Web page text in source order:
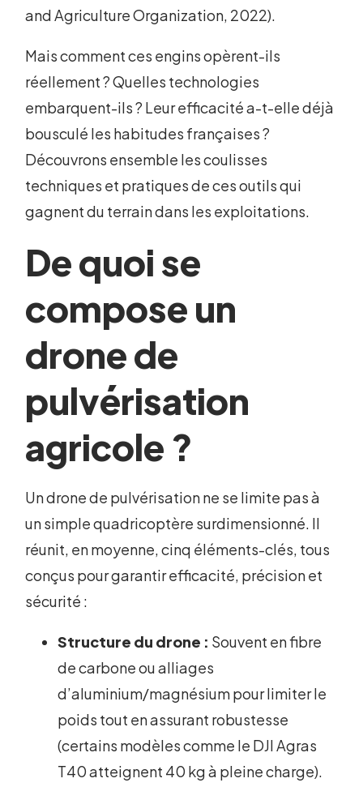
and Agriculture Organization, 2022).
Mais comment ces engins opèrent-ils
réellement ? Quelles technologies
embarquent-ils ? Leur efficacité a-t-elle déjà
bousculé les habitudes françaises ?
Découvrons ensemble les coulisses
techniques et pratiques de ces outils qui
gagnent du terrain dans les exploitations.
De quoi se
compose un
drone de
pulvérisation
agricole ?
Un drone de pulvérisation ne se limite pas à
un simple quadricoptère surdimensionné. Il
réunit, en moyenne, cinq éléments-clés, tous
conçus pour garantir efficacité, précision et
sécurité :
Structure du drone : Souvent en fibre
de carbone ou alliages
d’aluminium/magnésium pour limiter le
poids tout en assurant robustesse
(certains modèles comme le DJI Agras
T40 atteignent 40 kg à pleine charge).